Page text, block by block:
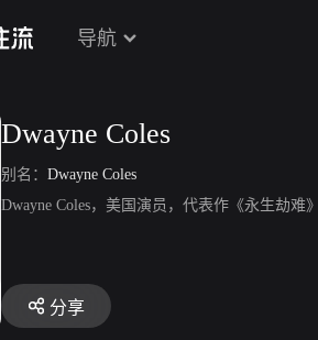
导航
Dwayne Coles
别名： Dwayne Coles
Dwayne Coles，美国演员，代表作《永生劫难
分享